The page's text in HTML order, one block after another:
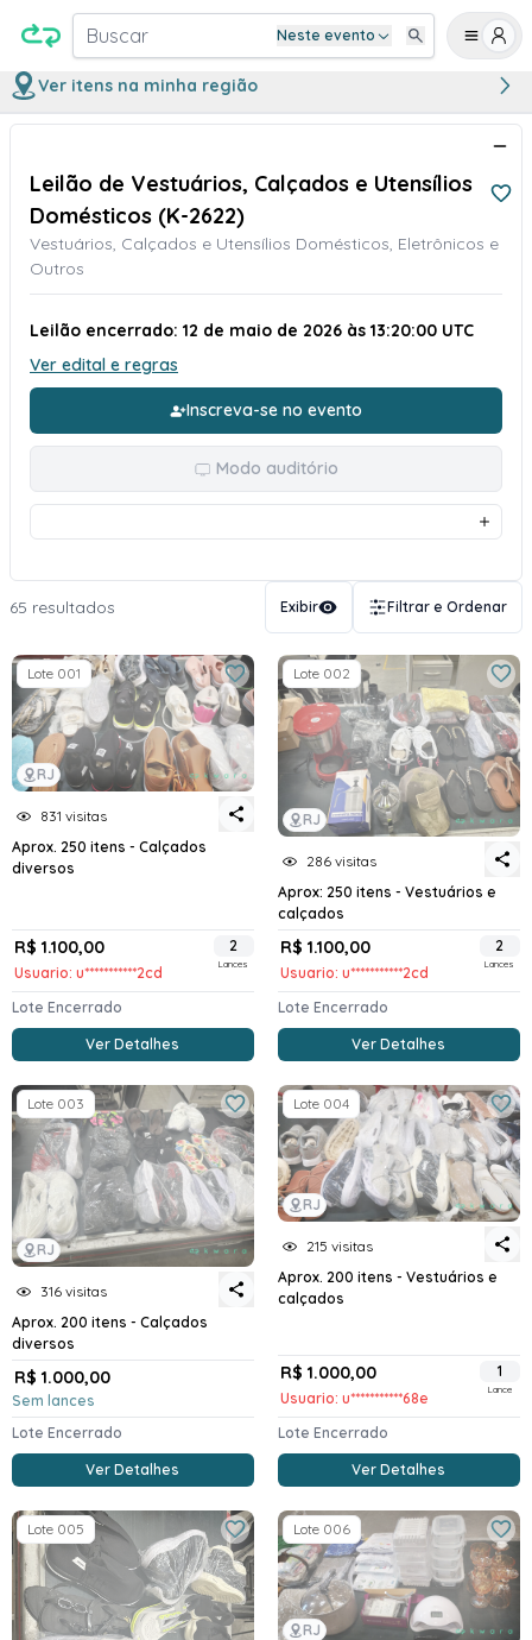
Buscar Neste evento
Ver itens na minha região
Leilão de Vestuários, Calçados e Utensílios
Domésticos (K-2622)
Vestuários, Calçados e Utensílios Domésticos, Eletrônicos e
Outros
Leilão encerrado: 12 de maio de 2026 às 13:20:00 UTC
Ver edital e regras
Inscreva-se no evento
Modo auditório
65 resultados Exibir Filtrar e Ordenar
RJ
Lote 001
831 visitas
Aprox. 250 itens - Calçados
diversos
R$ 1.100,00
Usuario: u***********2cd
2
Lances
Lote Encerrado
Ver Detalhes
RJ
Lote 002
286 visitas
Aprox: 250 itens - Vestuários e
calçados
R$ 1.100,00
Usuario: u***********2cd
2
Lances
Lote Encerrado
Ver Detalhes
RJ
Lote 003
316 visitas
Aprox. 200 itens - Calçados
diversos
R$ 1.000,00
Sem lances
Lote Encerrado
Ver Detalhes
RJ
Lote 004
215 visitas
Aprox. 200 itens - Vestuários e
calçados
R$ 1.000,00
Usuario: u***********68e
1
Lance
Lote Encerrado
Ver Detalhes
Lote 005
RJ
Lote 006